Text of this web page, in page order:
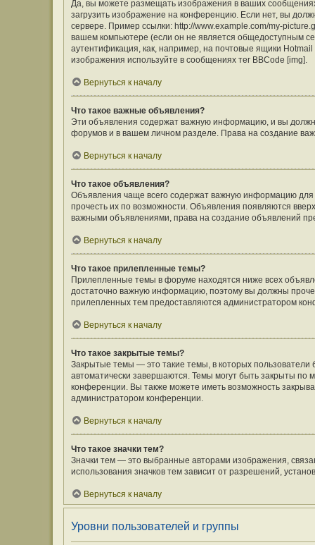
Да, вы можете размещать изображения в ваших
загрузить изображение на конференцию. Если нет, вы
сервере. Пример ссылки: http://www.example.com/my-
вашем компьютере (если он не является общедоступным
аутентификация, как, например, на почтовые ящики
изображения используйте в сообщениях тег BBCode [img].
Вернуться к началу
Что такое важные объявления?
Эти объявления содержат важную информацию, и вы
форумов и в вашем личном разделе. Права на создание
Вернуться к началу
Что такое объявления?
Объявления чаще всего содержат важную информацию
прочесть их по возможности. Объявления появляются
важными объявлениями, права на создание объявлений
Вернуться к началу
Что такое прилепленные темы?
Прилепленные темы в форуме находятся ниже всех
достаточно важную информацию, поэтому вы должны
прилепленных тем предоставляются администратором
Вернуться к началу
Что такое закрытые темы?
Закрытые темы — это такие темы, в которых
автоматически завершаются. Темы могут быть закрыты
конференции. Вы также можете иметь возможность
администратором конференции.
Вернуться к началу
Что такое значки тем?
Значки тем — это выбранные авторами изображения,
использования значков тем зависит от разрешений,
Вернуться к началу
Уровни пользователей и группы